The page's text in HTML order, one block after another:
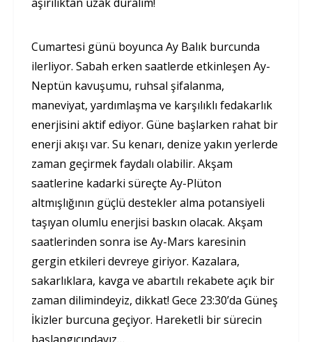
Cumartesi günü boyunca Ay Balık burcunda
ilerliyor. Sabah erken saatlerde etkinleşen Ay-
Neptün kavuşumu, ruhsal şifalanma,
maneviyat, yardımlaşma ve karşılıklı fedakarlık
enerjisini aktif ediyor. Güne başlarken rahat bir
enerji akışı var. Su kenarı, denize yakın yerlerde
zaman geçirmek faydalı olabilir. Akşam
saatlerine kadarki süreçte Ay-Plüton
altmışlığının güçlü destekler alma potansiyeli
taşıyan olumlu enerjisi baskın olacak. Akşam
saatlerinden sonra ise Ay-Mars karesinin
gergin etkileri devreye giriyor. Kazalara,
sakarlıklara, kavga ve abartılı rekabete açık bir
zaman dilimindeyiz, dikkat! Gece 23:30’da Güneş
İkizler burcuna geçiyor. Hareketli bir sürecin